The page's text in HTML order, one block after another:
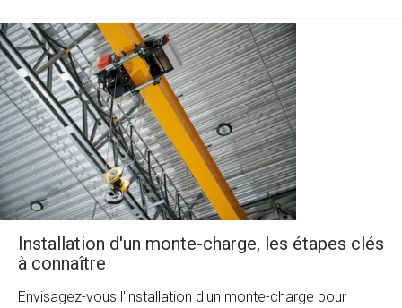
Installation d'un monte-charge, les étapes clés
à connaître
Envisagez-vous l'installation d'un monte-charge pour